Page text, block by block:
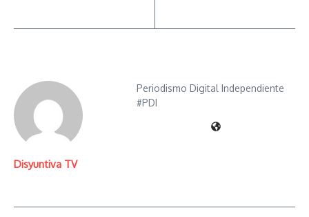
Disyuntiva TV
Periodismo Digital Independiente
#PDI